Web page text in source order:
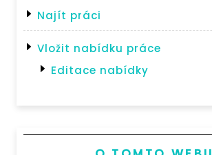
Najít práci
Vložit nabídku práce
Editace nabídky